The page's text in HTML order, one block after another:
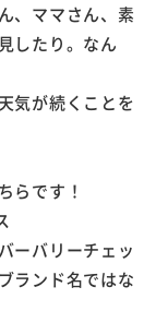
、ママさん、素
したり。なん
気が続くことを
らです！
ーバリーチェッ
ランド名ではな